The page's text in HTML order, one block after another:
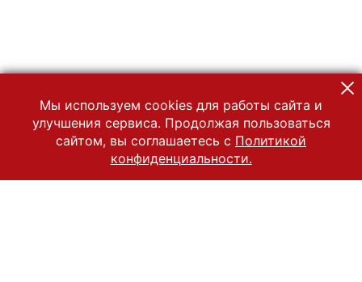
Мы используем cookies для работы сайта и
улучшения сервиса. Продолжая пользоваться
сайтом, вы соглашаетесь с Политикой
конфиденциальности.